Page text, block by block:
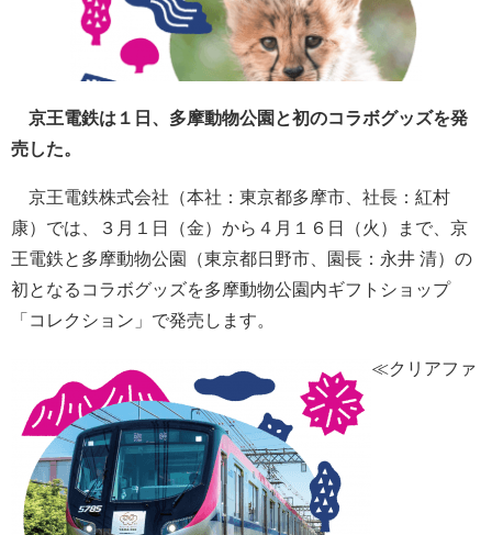
京王電鉄は１日、多摩動物公園と初のコラボグッズを発
売した。
京王電鉄株式会社（本社：東京都多摩市、社長：紅村
康）では、３月１日（金）から４月１６日（火）まで、京
王電鉄と多摩動物公園（東京都日野市、園長：永井 清）の
初となるコラボグッズを多摩動物公園内ギフトショップ
「コレクション」で発売します。
≪クリアファ